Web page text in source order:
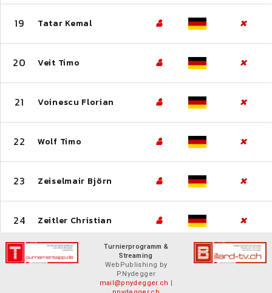
19 Tatar Kemal
20 Veit Timo
21 Voinescu Florian
22 Wolf Timo
23 Zeiselmair Björn
24 Zeitler Christian
Turnierprogramm &
Streaming
WebPublishing by
P.Nydegger
mail@pnydegger.ch |